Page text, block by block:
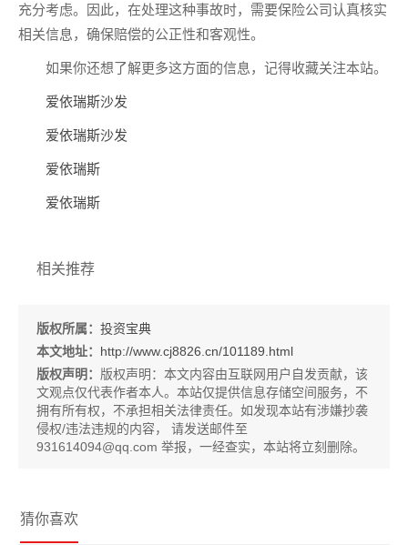
充分考虑。因此，在处理这种事故时，需要保险公司认真核实
相关信息，确保赔偿的公正性和客观性。
如果你还想了解更多这方面的信息，记得收藏关注本站。
爱依瑞斯沙发
爱依瑞斯沙发
爱依瑞斯
爱依瑞斯
相关推荐
版权所属： 投资宝典
本文地址： http://www.cj8826.cn/101189.html
版权声明： 版权声明： 本文内容由互联网用户自发贡献，该
文观点仅代表作者本人。本站仅提供信息存储空间服务，不
拥有所有权，不承担相关法律责任。如发现本站有涉嫌抄袭
侵权/违法违规的内容， 请发送邮件至
931614094@qq.com 举报，一经查实，本站将立刻删除。
猜你喜欢